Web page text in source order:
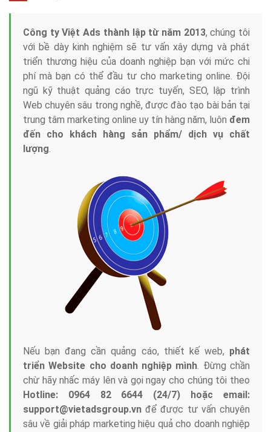
Công ty Việt Ads thành lập từ năm 2013, chúng tôi
với bề dày kinh nghiệm sẽ tư vấn xây dựng và phát
triển thương hiệu của doanh nghiệp bạn với mức chi
phí mà bạn có thể đầu tư cho marketing online. Đội
ngũ kỹ thuật quảng cáo trực tuyến, SEO, lập trình
Web chuyên sâu trong nghề, được đào tạo bài bản tại
trung tâm marketing online uy tín hàng năm, luôn đem
đến cho khách hàng sản phẩm/ dịch vụ chất
lượng.
Nếu bạn đang cần quảng cáo, thiết kế web, phát
triển Website cho doanh nghiệp mình. Đừng chần
chừ hãy nhấc máy lên và gọi ngay cho chúng tôi theo
Hotline: 0964 82 6644 (24/7) hoặc email:
support@vietadsgroup.vn để được tư vấn chuyên
sâu về giải pháp marketing hiệu quả cho doanh nghiệp